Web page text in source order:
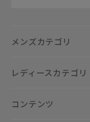
メンズカテゴリ
レディースカテゴリ
コンテンツ